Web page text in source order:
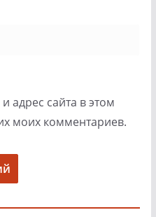
адрес сайта в этом
моих комментариев.